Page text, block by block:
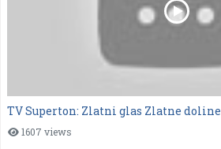
TV Superton: Zlatni glas Zlatne doline
1607 views